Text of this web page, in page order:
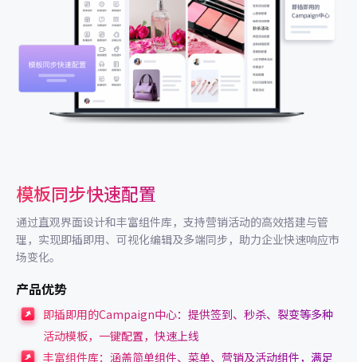
模板同步快速配置
通过直观界面设计和丰富组件库，支持营销活动的高效搭建与管
理，实现即插即用、可视化编辑及多端同步，助力企业快速响应市
场变化。
产品优势
即插即用的Campaign中心：提供签到、秒杀、裂变等多种
活动模板，一键配置，快速上线
丰富组件库：涵盖简单组件、菜单、营销及活动组件，满足